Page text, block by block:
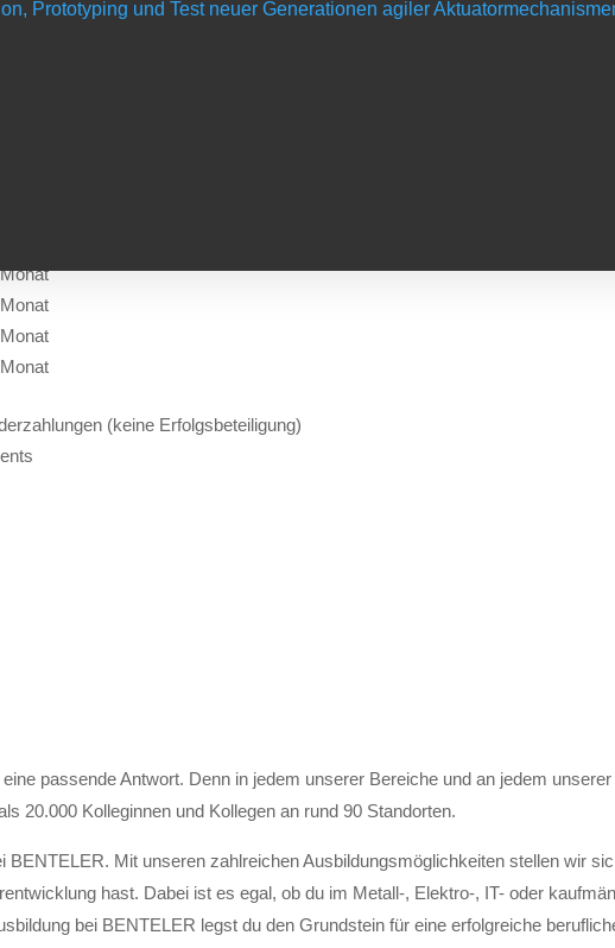
Prototyping und Test neuer Generationen agiler
(keine Erfolgsbeteiligung)
passende Antwort. Denn in jedem unserer Bereiche und an jedem
20.000 Kolleginnen und Kollegen an rund 90 Standorten.
BENTELER. Mit unseren zahlreichen Ausbildungsmöglichkeiten stellen wir
hast. Dabei ist es egal, ob du im Metall-, Elektro-, IT- oder
bei BENTELER legst du den Grundstein für eine erfolgreiche